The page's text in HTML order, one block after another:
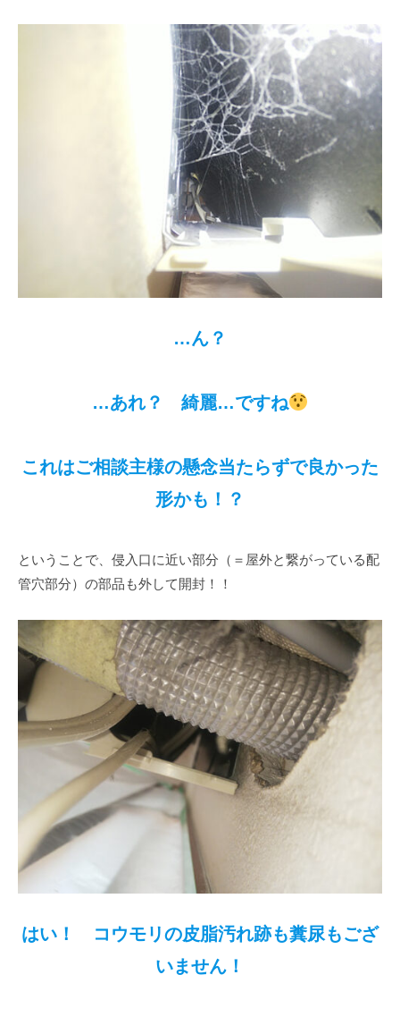
…ん？
…あれ？ 綺麗…ですね
これはご相談主様の懸念当たらずで良かった
形かも！？
ということで、侵入口に近い部分（＝屋外と繋がっている配
管穴部分）の部品も外して開封！！
はい！ コウモリの皮脂汚れ跡も糞尿もござ
いません！